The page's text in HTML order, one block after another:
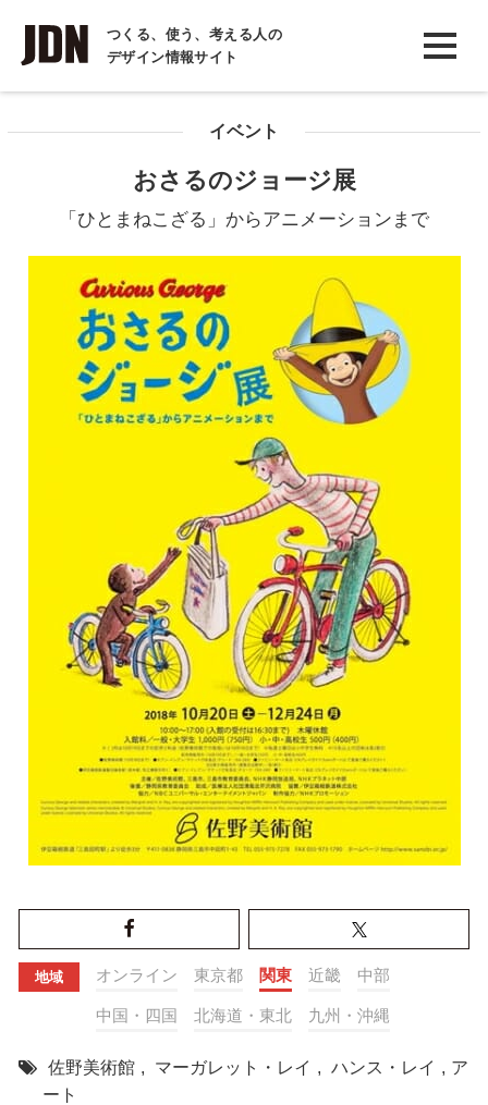
つくる、使う、考える人の
デザイン情報サイト
INTERVIEW
インタビュー
COLUMN
イベント
おさるのジョージ展
「ひとまねこざる」からアニメーションまで
地域 オンライン 東京都 関東 近畿 中部
中国・四国 北海道・東北 九州・沖縄
佐野美術館 , マーガレット・レイ , ハンス・レイ , ア
ート